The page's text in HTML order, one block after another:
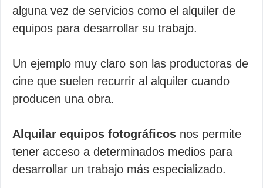
alguna vez de servicios como el alquiler de
equipos para desarrollar su trabajo.
Un ejemplo muy claro son las productoras de
cine que suelen recurrir al alquiler cuando
producen una obra.
Alquilar equipos fotográficos nos permite
tener acceso a determinados medios para
desarrollar un trabajo más especializado.